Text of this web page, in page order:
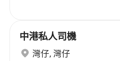
中港私人司機
灣仔, 灣仔